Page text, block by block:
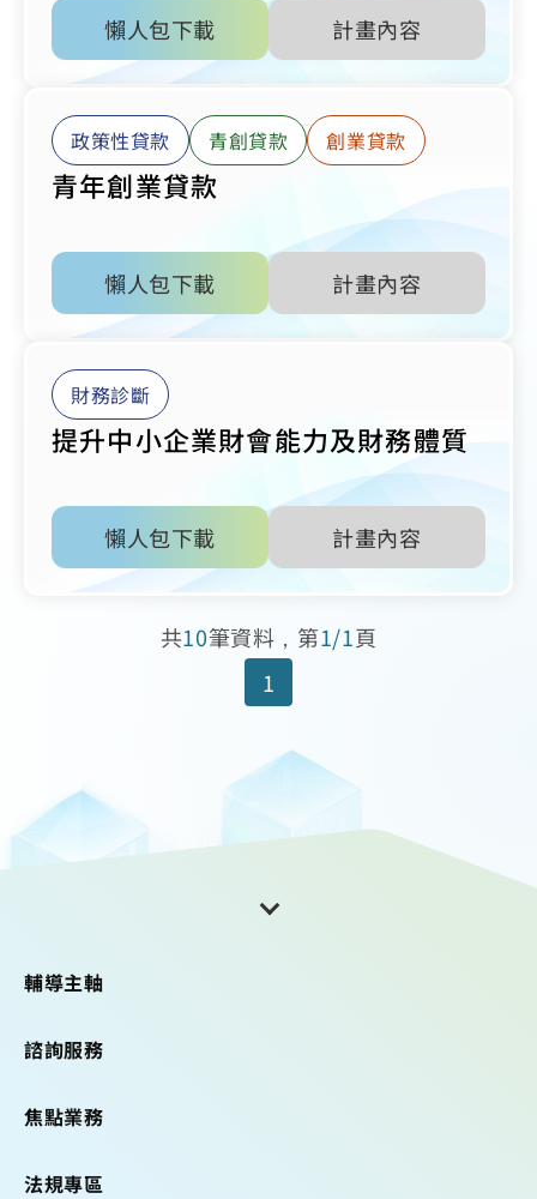
懶人包下載 計畫內容
政策性貸款 青創貸款 創業貸款
青年創業貸款
懶人包下載 計畫內容
財務診斷
提升中小企業財會能力及財務體質
懶人包下載 計畫內容
共10筆資料，第1/1頁
1
輔導主軸
諮詢服務
焦點業務
法規專區